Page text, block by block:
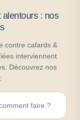
alentours : nos
contre cafards &
interviennent
Découvrez nos
faire ?